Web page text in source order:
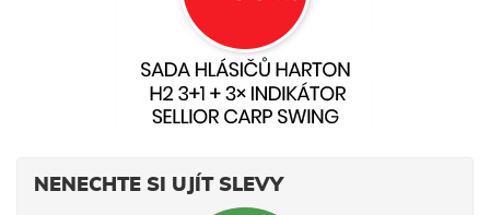
NENECHTE SI UJÍT SLEVY